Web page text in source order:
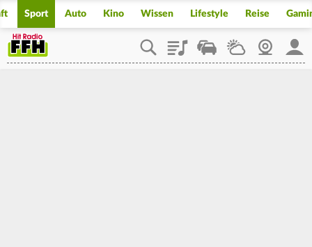
Sport Auto Kino Wissen Lifestyle Reise
PlaylistStaupilotWetterWebcam